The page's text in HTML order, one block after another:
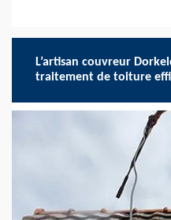
L’artisan couvreur
traitement de toiture